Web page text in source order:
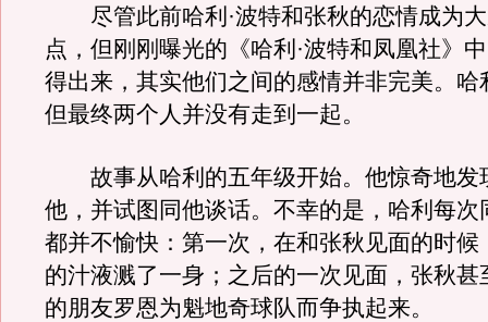
尽管此前哈利·波特和张秋的恋情成为大
点，但刚刚曝光的《哈利·波特和凤凰社》
得出来，其实他们之间的感情并非完美。哈
但最终两个人并没有走到一起。
故事从哈利的五年级开始。他惊奇地发
他，并试图同他谈话。不幸的是，哈利每次
都并不愉快：第一次，在和张秋见面的时候
的汁液溅了一身；之后的一次见面，张秋甚
的朋友罗恩为魁地奇球队而争执起来。